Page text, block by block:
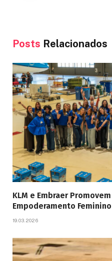
Posts Relacionados
KLM e Embraer
Empoderamento
19.03.2026